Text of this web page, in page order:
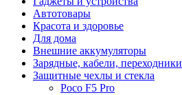
Автотовары
Красота и здоровье
Для дома
Внешние аккумуляторы
Зарядные, кабели, переходники
Защитные чехлы и стекла
Poco F5 Pro